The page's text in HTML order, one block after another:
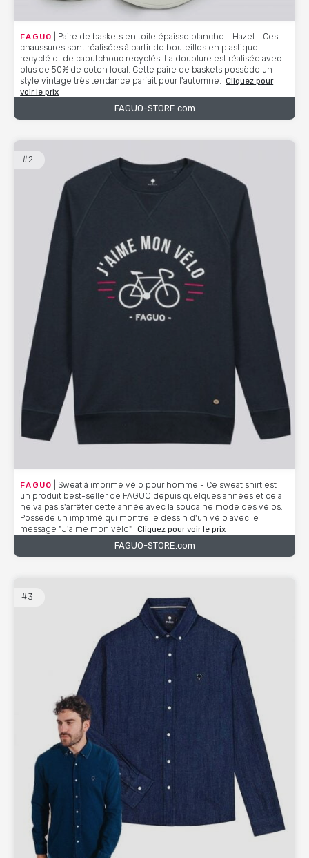
FAGUO | Paire de baskets en toile épaisse blanche - Hazel - Ces
chaussures sont réalisées à partir de bouteilles en plastique
recyclé et de caoutchouc recyclés. La doublure est réalisée avec
plus de 50% de coton local. Cette paire de baskets possède un
style vintage très tendance parfait pour l'automne.
Cliquez pour
voir le prix
FAGUO-STORE.com
#2
FAGUO | Sweat à imprimé vélo pour homme - Ce sweat shirt est
un produit best-seller de FAGUO depuis quelques années et cela
ne va pas s'arrêter cette année avec la soudaine mode des vélos.
Possède un imprimé qui montre le dessin d'un vélo avec le
message "J'aime mon vélo". Cliquez pour voir le prix
FAGUO-STORE.com
#3